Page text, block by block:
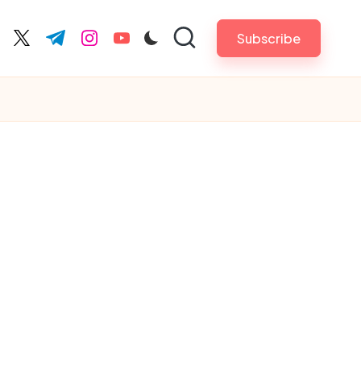
twitter.com
t.me instagram.com
youtube.com Subscribe